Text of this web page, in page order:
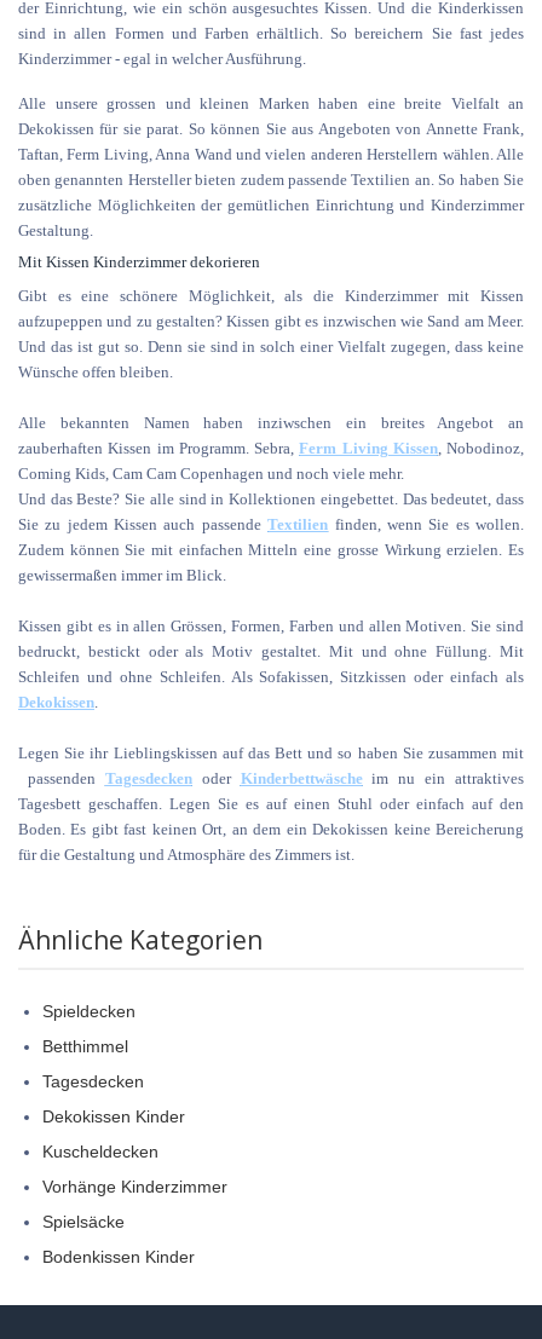
der Einrichtung, wie ein schön ausgesuchtes Kissen. Und die Kinderkissen
sind in allen Formen und Farben erhältlich. So bereichern Sie fast jedes
Kinderzimmer - egal in welcher Ausführung.
Alle unsere grossen und kleinen Marken haben eine breite Vielfalt an
Dekokissen für sie parat. So können Sie aus Angeboten von Annette Frank,
Taftan, Ferm Living, Anna Wand und vielen anderen Herstellern wählen. Alle
oben genannten Hersteller bieten zudem passende Textilien an. So haben Sie
zusätzliche Möglichkeiten der gemütlichen Einrichtung und Kinderzimmer
Gestaltung.
Mit Kissen Kinderzimmer dekorieren
Gibt es eine schönere Möglichkeit, als die Kinderzimmer mit Kissen
aufzupeppen und zu gestalten? Kissen gibt es inzwischen wie Sand am Meer.
Und das ist gut so. Denn sie sind in solch einer Vielfalt zugegen, dass keine
Wünsche offen bleiben.
Alle bekannten Namen haben inziwschen ein breites Angebot an
zauberhaften Kissen im Programm. Sebra,Ferm Living Kissen, Nobodinoz,
Coming Kids, Cam Cam Copenhagen und noch viele mehr.
Und das Beste? Sie alle sind in Kollektionen eingebettet. Das bedeutet, dass
Sie zu jedem Kissen auch passendeTextilien finden, wenn Sie es wollen.
Zudem können Sie mit einfachen Mitteln eine grosse Wirkung erzielen. Es
gewissermaßen immer im Blick.
Kissen gibt es in allen Grössen, Formen, Farben und allen Motiven. Sie sind
bedruckt, bestickt oder als Motiv gestaltet. Mit und ohne Füllung. Mit
Schleifen und ohne Schleifen. Als Sofakissen, Sitzkissen oder einfach als
Dekokissen.
Legen Sie ihr Lieblingskissen auf das Bett und so haben Sie zusammen mit
passenden Tagesdeckenoder Kinderbettwäscheim nu ein attraktives
Tagesbett geschaffen. Legen Sie es auf einen Stuhl oder einfach auf den
Boden. Es gibt fast keinen Ort, an dem ein Dekokissen keine Bereicherung
für die Gestaltung und Atmosphäre des Zimmers ist.
Ähnliche Kategorien
Spieldecken
Betthimmel
Tagesdecken
Dekokissen Kinder
Kuscheldecken
Vorhänge Kinderzimmer
Spielsäcke
Bodenkissen Kinder